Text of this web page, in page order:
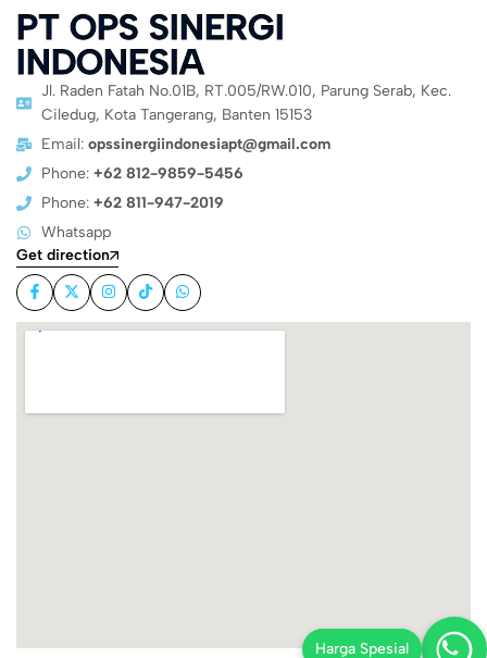
PT OPS SINERGI
INDONESIA
Jl. Raden Fatah No.01B, RT.005/RW.010, Parung Serab, Kec.
Ciledug, Kota Tangerang, Banten 15153
Email: opssinergiindonesiapt@gmail.com
Phone: +62 812-9859-5456
Phone: +62 811-947-2019
Whatsapp
Get direction
Harga Spesial